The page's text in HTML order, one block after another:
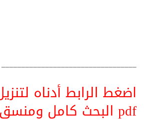
__________________________________
اضغط الرابط أدناه
pdf البحث كامل ومنسق جاهز